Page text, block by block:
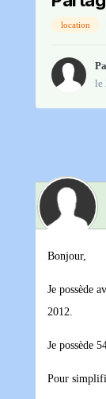
location
le
Bonjour,
Je possède
2012.
Je possède
Pour